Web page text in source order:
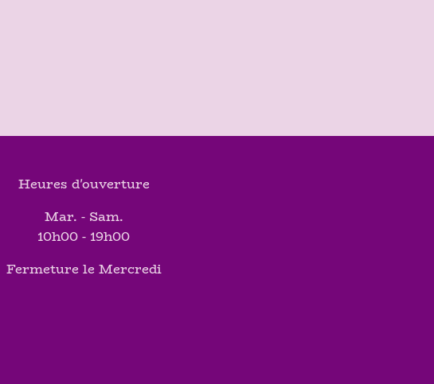
Heures d'ouverture
Mar. - Sam.
10h00 - 19h00
Fermeture le Mercredi